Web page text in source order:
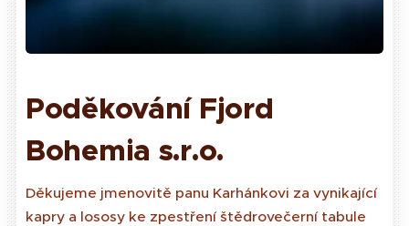
Poděkování Fjord
Bohemia s.r.o.
Děkujeme jmenovitě panu Karhánkovi za vynikající
kapry a lososy ke zpestření štědrovečerní tabule